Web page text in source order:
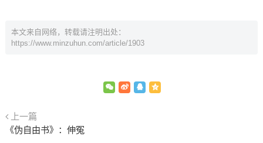
本文来自网络，转载请注明出处：
https://www.minzuhun.com/article/1903
上一篇
《伪自由书》：伸冤